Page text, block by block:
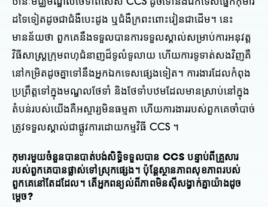
ឋានៈមជ្ឈមណ្ឌលថែទាំពិសេស CCS ដូចទៅនឹងឯកទេសផ្នែកកុមារ
ដទៃទៀតដូចជាជំងឺបេះដូង ឬជំងឺក្រពះពោះវៀនជាដើម។ នេះ
មានន័យថា ពួកគេនឹងទទួលបានការទទួលស្គាល់សម្រាប់ការអនុវត្ត
វិធីសាស្រ្តក្រុមពហុជំនាញដ៏ទូលំទូលាយ ហើយការទូទាត់សងវិញគឺ
នៅកម្រិតដូចគ្នាទៅនឹងអ្នកឯកទេសផ្សេងទៀត។ ការងារដែលកំពុង
ប្រព្រឹត្តទៅក្នុងមណ្ឌលថែទាំ និងថែទាំបឋមដែលមានស្រាប់នៅក្នុង
តំបន់របស់យើងគឺអស្ចារ្យមិនធម្មតា ហើយការងាររបស់ពួកគេចាំបាច់
ត្រូវទទួលស្គាល់ជាផ្លូវការដោយកម្មវិធី CCS ។
កុមារមួយចំនួនបានបាត់បង់សិទ្ធិទទួលបាន CCS បន្ទាប់ពីគ្រួសារ
របស់ពួកគេបានផ្លាស់ទៅស្រុកផ្សេង។ ប៉ុន្តែស្ថានភាពសុខភាពរបស់
ពួកគេនៅតែដដែល។ តើអ្នកពន្យល់ពីភាពមិនស៊ីសង្វាក់គ្នាយ៉ាងដូច
ម្តេច?